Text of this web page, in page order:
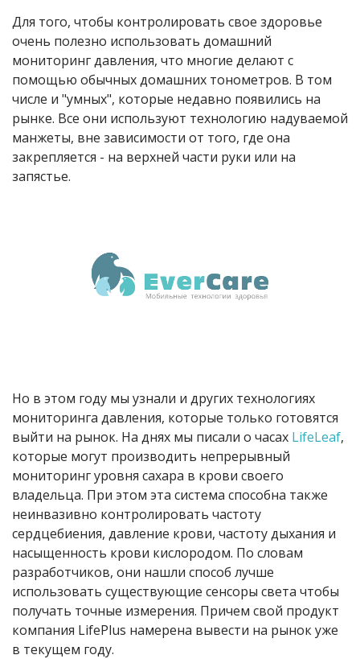
Для того, чтобы контролировать свое здоровье
очень полезно использовать домашний
мониторинг давления, что многие делают с
помощью обычных домашних тонометров. В том
числе и "умных", которые недавно появились на
рынке. Все они используют технологию надуваемой
манжеты, вне зависимости от того, где она
закрепляется - на верхней части руки или на
запястье.
Но в этом году мы узнали и других технологиях
мониторинга давления, которые только готовятся
выйти на рынок. На днях мы писали о часах LifeLeaf,
которые могут производить непрерывный
мониторинг уровня сахара в крови своего
владельца. При этом эта система способна также
неинвазивно контролировать частоту
сердцебиения, давление крови, частоту дыхания и
насыщенность крови кислородом. По словам
разработчиков, они нашли способ лучше
использовать существующие сенсоры света чтобы
получать точные измерения. Причем свой продукт
компания LifePlus намерена вывести на рынок уже
в текущем году.